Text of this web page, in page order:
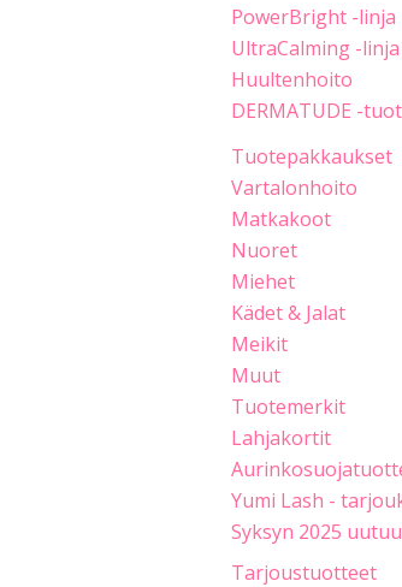
PowerBright -linja
UltraCalming -linja
Huultenhoito
DERMATUDE -
Tuotepakkaukset
Vartalonhoito
Matkakoot
Nuoret
Miehet
Kädet & Jalat
Meikit
Muut
Tuotemerkit
Lahjakortit
Yumi Lash -
Syksyn 2025
Tarjoustuotteet